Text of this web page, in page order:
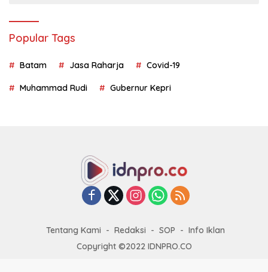
Popular Tags
Batam Jasa Raharja Covid-19
Muhammad Rudi Gubernur Kepri
Tentang Kami Redaksi SOP
Info Iklan
Copyright ©2022 IDNPRO.CO